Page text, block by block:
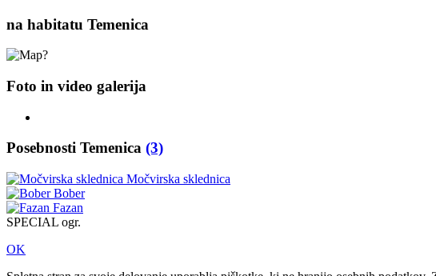
na habitatu Temenica
Foto in video galerija
Posebnosti Temenica (3)
Močvirska sklednica
Bober
Fazan
SPECIAL ogr.
OK